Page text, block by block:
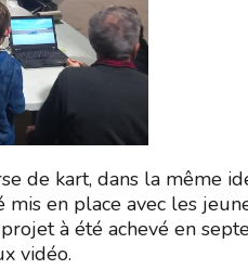
de kart, dans la même
en place avec les
à été achevé en
vidéo.